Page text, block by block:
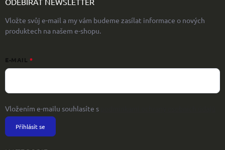
Vložte svůj e-mail a my vám budeme zasílat informace o nových
produktech na našem e-shopu.
E-MAIL
Vložením e-mailu souhlasíte s
Přihlásit se